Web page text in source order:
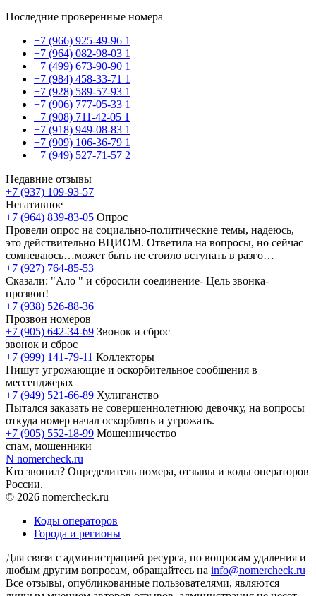
Последние проверенные номера
+7 (966) 925-49-96 1
+7 (964) 082-98-03 1
+7 (499) 673-90-90 1
+7 (984) 458-33-71 1
+7 (928) 589-57-93 1
+7 (906) 777-05-33 1
+7 (908) 711-42-05 1
+7 (918) 949-08-83 1
+7 (909) 106-36-79 1
+7 (949) 527-71-57 2
Недавние отзывы
+7 (937) 109-93-57
Негативное
+7 (964) 839-83-05 Опрос
Провели опрос на социально-политические темы, надеюсь,
это действительно ВЦИОМ. Ответила на вопросы, но сейчас
сомневаюсь…может быть не стоило вступать в разго…
+7 (927) 764-85-53
Сказали: "Ало " и сбросили соединение- Цель звонка-
прозвон!
+7 (938) 526-88-36
Прозвон номеров
+7 (905) 642-34-69 Звонок и сброс
звонок и сброс
+7 (999) 141-79-11 Коллекторы
Пишут угрожающие и оскорбительное сообщения в
мессенджерах
+7 (949) 521-66-89 Хулиганство
Пытался заказать не совершеннолетнюю девочку, на вопросы
откуда номер начал оскорблять и угрожать.
+7 (905) 552-18-99 Мошенничество
спам, мошенники
N nomercheck.ru
Кто звонил? Определитель номера, отзывы и коды операторов
России.
© 2026 nomercheck.ru
Коды операторов
Города и регионы
Для связи с администрацией ресурса, по вопросам удаления и
любым другим вопросам, обращайтесь на info@nomercheck.ru
Все отзывы, опубликованные пользователями, являются